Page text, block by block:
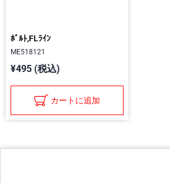
ﾎﾞﾙﾄ,FLﾗｲﾝ
ME518121
¥495 (税込)
カートに追加